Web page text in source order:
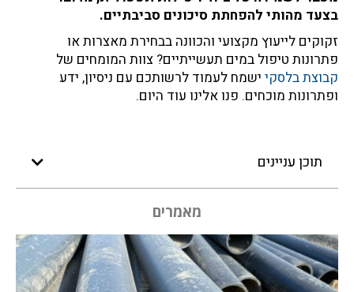
בצעד מהותי להפחתת סיכונים סביבתיים.
זקוקים לייעוץ מקצועי והכוונה בבחירת מאצרות או
פתרונות טיפול במים תעשייתיים? צוות המומחים של
קבוצת בלסקי ישמח לעמוד לרשותכם עם ניסיון, ידע
ופתרונות מוכחים. פנו אלינו עוד היום.
תוכן עניינים
מאמרים